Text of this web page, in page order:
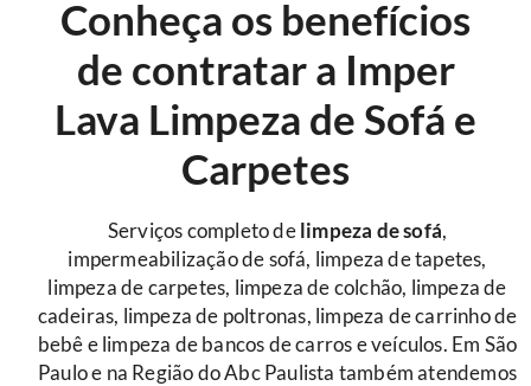
Conheça os benefícios
de contratar a Imper
Lava Limpeza de Sofá e
Carpetes
Serviços completo de limpeza de sofá,
impermeabilização de sofá, limpeza de tapetes,
limpeza de carpetes, limpeza de colchão, limpeza de
cadeiras, limpeza de poltronas, limpeza de carrinho de
bebê e limpeza de bancos de carros e veículos. Em São
Paulo e na Região do Abc Paulista também atendemos